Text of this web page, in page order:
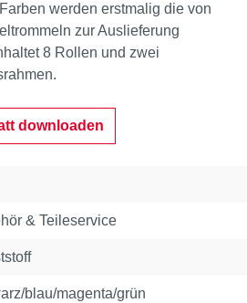
werden erstmalig die von
zur Auslieferung
8 Rollen und zwei
downloaden
& Teileservice
blau/magenta/grün